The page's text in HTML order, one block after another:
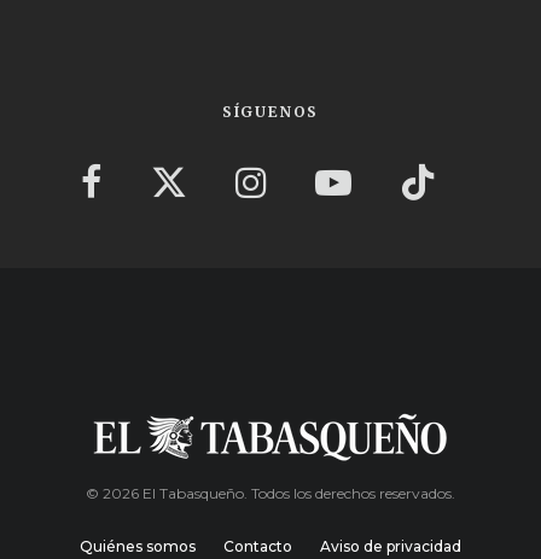
SÍGUENOS
© 2026 El Tabasqueño. Todos los derechos reservados.
Quiénes somos Contacto Aviso de privacidad